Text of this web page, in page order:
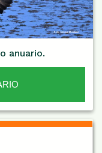
anuario.